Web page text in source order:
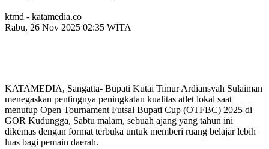
ktmd - katamedia.co
Rabu, 26 Nov 2025 02:35 WITA
KATAMEDIA, Sangatta- Bupati Kutai Timur Ardiansyah Sulaiman
menegaskan pentingnya peningkatan kualitas atlet lokal saat
menutup Open Tournament Futsal Bupati Cup (OTFBC) 2025 di
GOR Kudungga, Sabtu malam, sebuah ajang yang tahun ini
dikemas dengan format terbuka untuk memberi ruang belajar lebih
luas bagi pemain daerah.